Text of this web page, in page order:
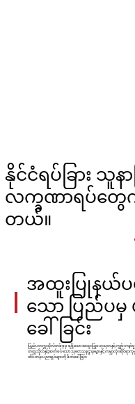
နိုင်ငံရပ်ခြား သူ
လက္ခဏာရပ်တွ
တယ်။
အထူးပြုနယ်ပ
သော ပြည်ပမှ
ခေါ်ခြင်း
ပြည်ပတက္ကသိုလ်တစ်ခုမှ ရရှိသော အထူးပြုဗဟုသုတနှင့် ကျွမ်းကျင်မှုမ
တက္ကသိုလ်နှင့်ဆက်စပ်သော သုတေသနဌာနများနှင့် ကမ္ဘာလုံးဆိုင်ရာကု
ထိပ်တန်းပညာရှင်များကို ဖိတ်ခေါ်ခြင်း